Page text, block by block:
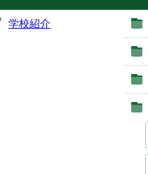
学校紹介